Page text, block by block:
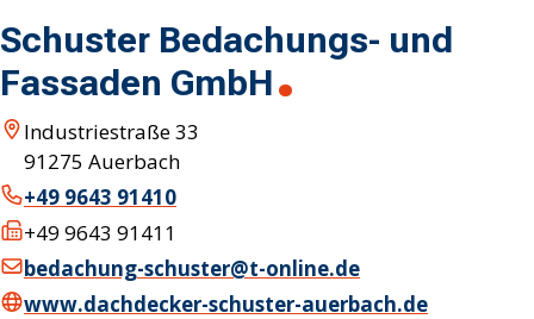
Schuster Bedachungs- und
Fassaden GmbH
Industriestraße 33
91275 Auerbach
+49 9643 91410
+49 9643 91411
bedachung-schuster@t-online.de
www.dachdecker-schuster-auerbach.de